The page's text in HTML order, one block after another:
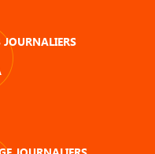
JOURNALIERS